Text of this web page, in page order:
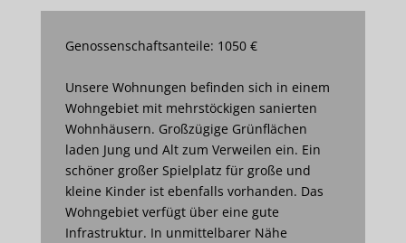
Genossenschaftsanteile: 1050 €
Unsere Wohnungen befinden sich in einem
Wohngebiet mit mehrstöckigen sanierten
Wohnhäusern. Großzügige Grünflächen
laden Jung und Alt zum Verweilen ein. Ein
schöner großer Spielplatz für große und
kleine Kinder ist ebenfalls vorhanden. Das
Wohngebiet verfügt über eine gute
Infrastruktur. In unmittelbarer Nähe